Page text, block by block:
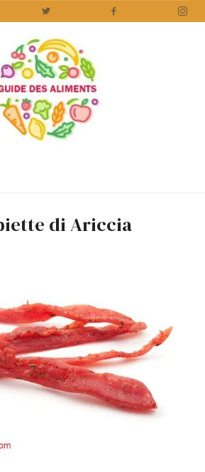
di Ariccia